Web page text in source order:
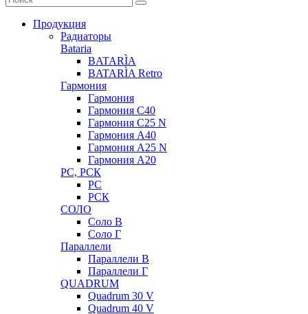
Продукция
Радиаторы
Bataria
BATARÌA
BATARÌA Retro
Гармония
Гармония
Гармония С40
Гармония С25 N
Гармония А40
Гармония А25 N
Гармония А20
РС, РСК
РС
РСК
СОЛО
Соло В
Соло Г
Параллели
Параллели В
Параллели Г
QUADRUM
Quadrum 30 V
Quadrum 40 V